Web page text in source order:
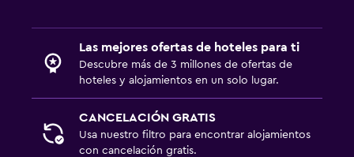
Las mejores ofertas de hoteles para ti
Descubre más de 3 millones de ofertas de
hoteles y alojamientos en un solo lugar.
CANCELACIÓN GRATIS
Usa nuestro filtro para encontrar alojamientos
con cancelación gratis.